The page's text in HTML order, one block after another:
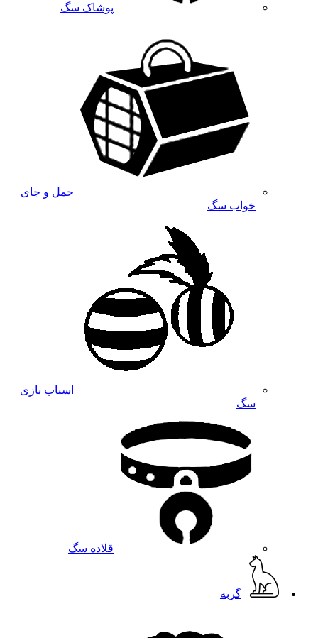
پوشاک سگ
حمل و جای
خواب سگ
اسباب بازی
سگ
قلاده سگ
گربه